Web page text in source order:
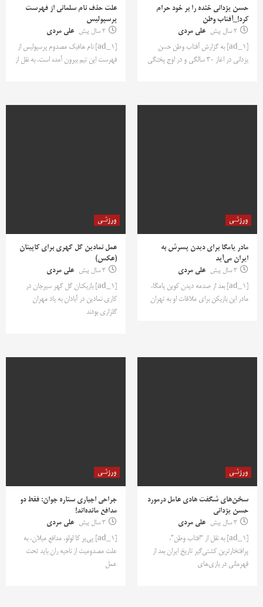
حسن یزدانی خنده را بر خود حرام
کرد!_آفتاب وطن
2 سال پیش
علی مردی
[ad_1] به گزارش آفتاب وطن حسن
یزدانی در اغاز 30 سالگی و در اوج پختگی
علت حذف نام سلمانی از فهرست
پرسپولیس
2 سال پیش
علی مردی
[ad_1] نام هافبک مصدوم پرسپولیس از
فهرست این تیم بیرون آمده است. به نقل از
ورزشی
مادر یامگا برای دیدن پسرش به
ایران می‌آید
3 سال پیش
علی مردی
[ad_1] بعد از صدمه دیدن کوین یامگا،
مادر این بازیکن برای ملاقات او به تهران
ورزشی
عمل نمادین گل گهری برای کاپیتان
(عکس)
3 سال پیش
علی مردی
[ad_1] بازیکنان گل گهر سیرجان در
کاری نمادین در آبادان به یاد مهران
گلزاری بودند
ورزشی
سخن‌های شگفت هادی عامل درمورد
حسن یزدانی
3 سال پیش
علی مردی
[ad_1] به نقل از “افتاب وطن”،
پرافتخارترین کشتی‌گیر تاریخ ایران بعد از
قهرمانی در بازی‌های
ورزشی
جراحی اجباری ستاره جوان: فقط دو
مدافع مانده‌اند!
3 سال پیش
علی مردی
[ad_1] پی‌یر کا لولو، مدافع میلان، به
علت مصدومیت از ناحیه ران باید تحت
عمل